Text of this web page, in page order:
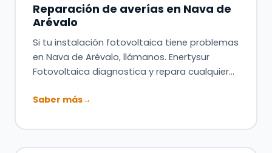
Reparación de averías en Nava de
Arévalo
Si tu instalación fotovoltaica tiene problemas
en Nava de Arévalo, llámanos. Enertysur
Fotovoltaica diagnostica y repara cualquier…
Saber más→